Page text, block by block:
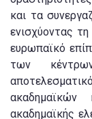
και τα
ενισχύοντας
ευρωπαϊκό
των
ακαδημαϊκής